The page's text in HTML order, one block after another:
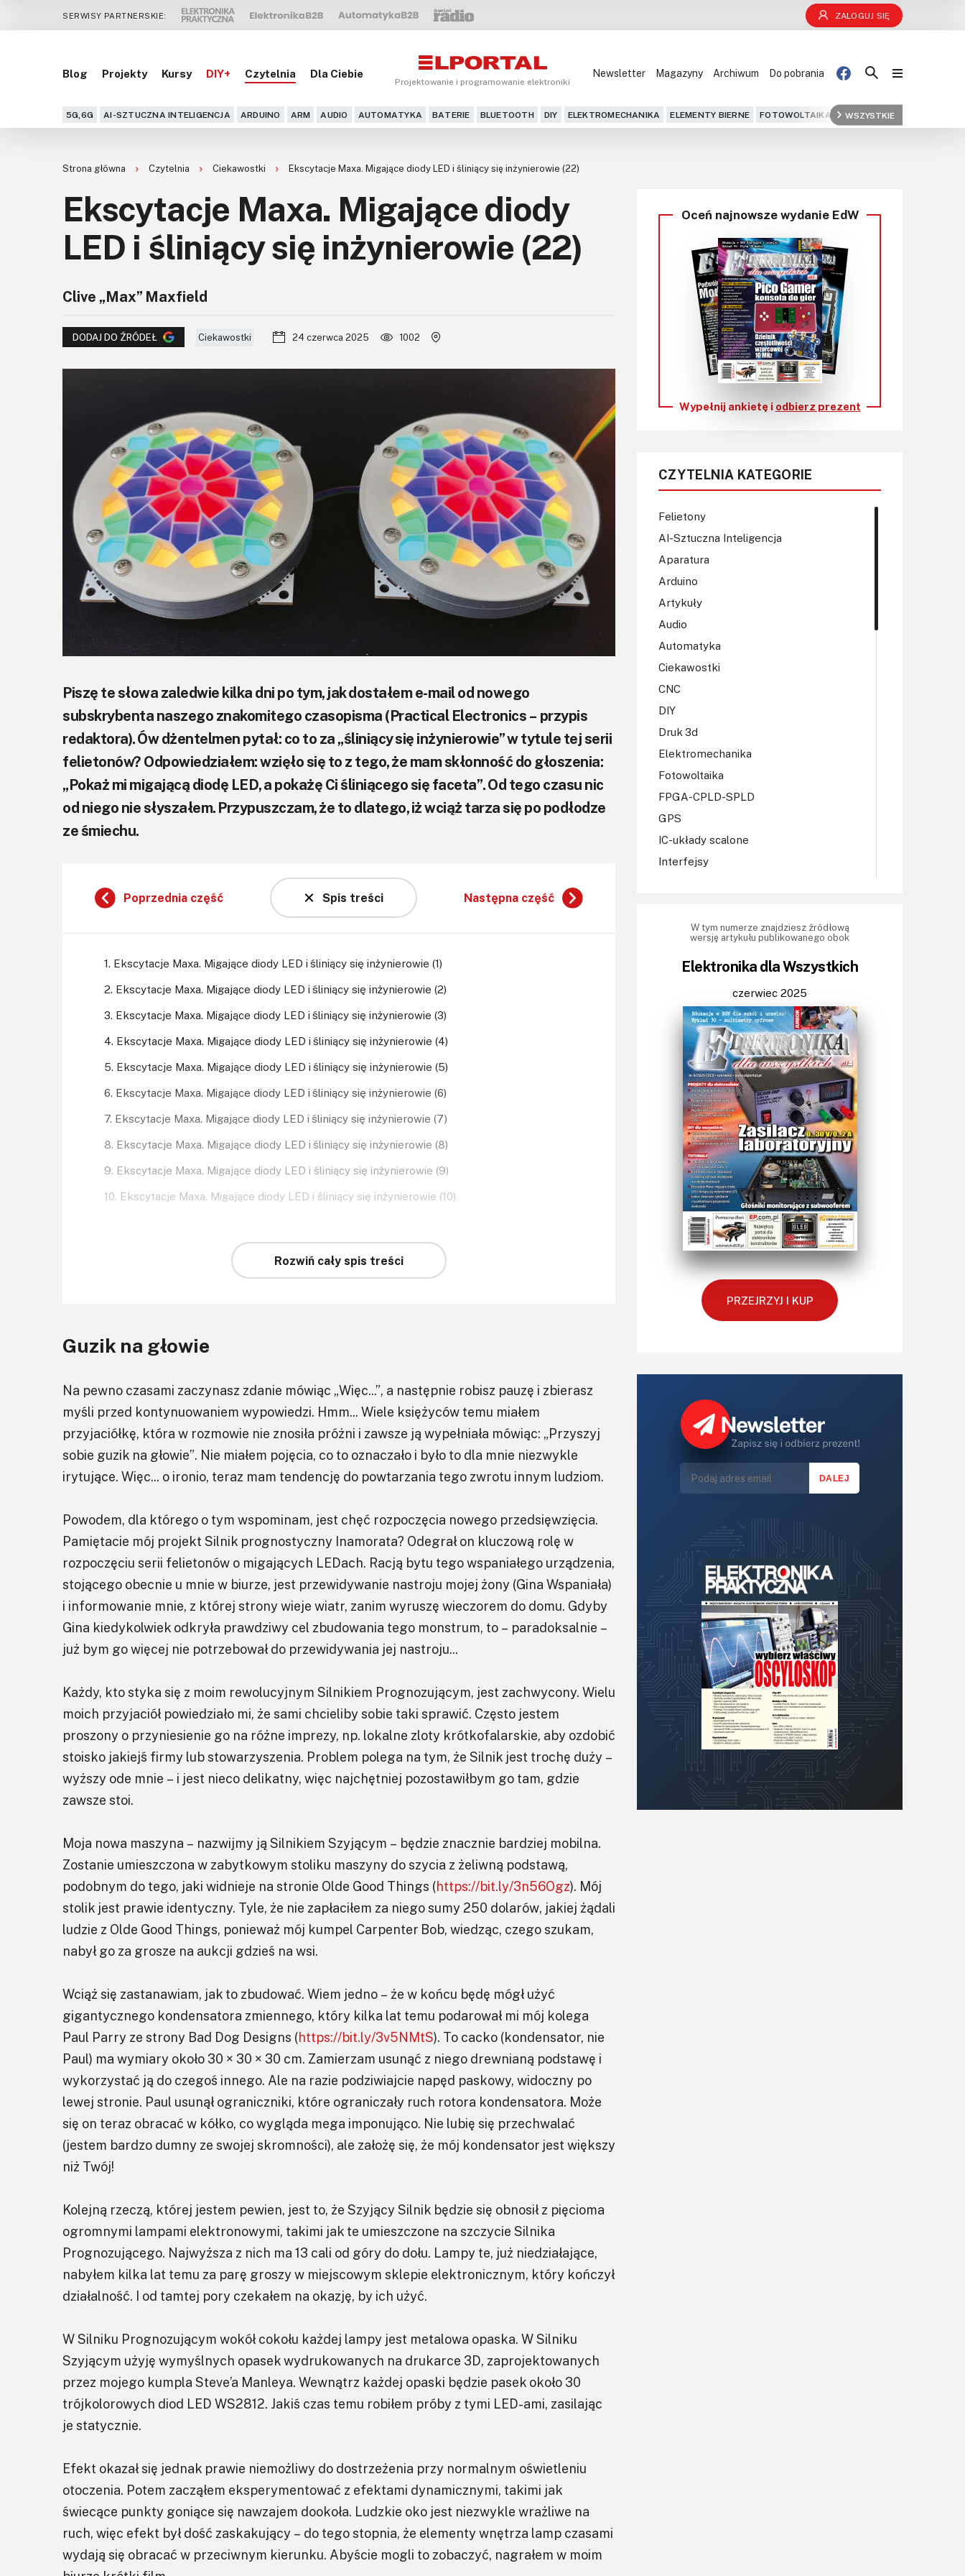
SERWISY PARTNERSKIE: ZALOGUJ SIĘ
Blog Projekty Kursy DIY+ Czytelnia Dla Ciebie
Projektowanie i programowanie elektroniki
Newsletter Magazyny Archiwum Do pobrania
5G,6G AI-SZTUCZNA INTELIGENCJA ARDUINO ARM AUDIO AUTOMATYKA BATERIE BLUETOOTH DIY ELEKTROMECHANIKA ELEMENTY BIERNE FOTOWOLTAIKA FPGA GPS
WSZYSTKIE
Blog
DIY+
Czytelnia
Dla Ciebie
KITy AVT
Kontakt
Do pobrania
Strona główna Czytelnia Ciekawostki Ekscytacje Maxa. Migające diody LED i śliniący się inżynierowie (22)
Ekscytacje Maxa. Migające diody
LED i śliniący się inżynierowie (22)
Clive „Max” Maxfield
DODAJ DO ŹRÓDEŁ Ciekawostki 24 czerwca 2025 1002
Piszę te słowa zaledwie kilka dni po tym, jak dostałem e-mail od nowego
subskrybenta naszego znakomitego czasopisma (Practical Electronics – przypis
redaktora). Ów dżentelmen pytał: co to za „śliniący się inżynierowie” w tytule tej serii
felietonów? Odpowiedziałem: wzięło się to z tego, że mam skłonność do głoszenia:
„Pokaż mi migającą diodę LED, a pokażę Ci śliniącego się faceta”. Od tego czasu nic
od niego nie słyszałem. Przypuszczam, że to dlatego, iż wciąż tarza się po podłodze
ze śmiechu.
Poprzednia część Spis treści Następna część
1. Ekscytacje Maxa. Migające diody LED i śliniący się inżynierowie (1)
2. Ekscytacje Maxa. Migające diody LED i śliniący się inżynierowie (2)
3. Ekscytacje Maxa. Migające diody LED i śliniący się inżynierowie (3)
4. Ekscytacje Maxa. Migające diody LED i śliniący się inżynierowie (4)
5. Ekscytacje Maxa. Migające diody LED i śliniący się inżynierowie (5)
6. Ekscytacje Maxa. Migające diody LED i śliniący się inżynierowie (6)
7. Ekscytacje Maxa. Migające diody LED i śliniący się inżynierowie (7)
8. Ekscytacje Maxa. Migające diody LED i śliniący się inżynierowie (8)
9. Ekscytacje Maxa. Migające diody LED i śliniący się inżynierowie (9)
10. Ekscytacje Maxa. Migające diody LED i śliniący się inżynierowie (10)
Rozwiń cały spis treści
Guzik na głowie
Na pewno czasami zaczynasz zdanie mówiąc „Więc...”, a następnie robisz pauzę i zbierasz
myśli przed kontynuowaniem wypowiedzi. Hmm... Wiele księżyców temu miałem
przyjaciółkę, która w rozmowie nie znosiła próżni i zawsze ją wypełniała mówiąc: „Przyszyj
sobie guzik na głowie”. Nie miałem pojęcia, co to oznaczało i było to dla mnie niezwykle
irytujące. Więc... o ironio, teraz mam tendencję do powtarzania tego zwrotu innym ludziom.
Powodem, dla którego o tym wspominam, jest chęć rozpoczęcia nowego przedsięwzięcia.
Pamiętacie mój projekt Silnik prognostyczny Inamorata? Odegrał on kluczową rolę w
rozpoczęciu serii felietonów o migających LEDach. Racją bytu tego wspaniałego urządzenia,
stojącego obecnie u mnie w biurze, jest przewidywanie nastroju mojej żony (Gina Wspaniała)
i informowanie mnie, z której strony wieje wiatr, zanim wyruszę wieczorem do domu. Gdyby
Gina kiedykolwiek odkryła prawdziwy cel zbudowania tego monstrum, to – paradoksalnie –
już bym go więcej nie potrzebował do przewidywania jej nastroju...
Każdy, kto styka się z moim rewolucyjnym Silnikiem Prognozującym, jest zachwycony. Wielu
moich przyjaciół powiedziało mi, że sami chcieliby sobie taki sprawić. Często jestem
proszony o przyniesienie go na różne imprezy, np. lokalne zloty krótkofalarskie, aby ozdobić
stoisko jakiejś firmy lub stowarzyszenia. Problem polega na tym, że Silnik jest trochę duży –
wyższy ode mnie – i jest nieco delikatny, więc najchętniej pozostawiłbym go tam, gdzie
zawsze stoi.
Moja nowa maszyna – nazwijmy ją Silnikiem Szyjącym – będzie znacznie bardziej mobilna.
Zostanie umieszczona w zabytkowym stoliku maszyny do szycia z żeliwną podstawą,
podobnym do tego, jaki widnieje na stronie Olde Good Things (https://bit.ly/3n56Ogz). Mój
stolik jest prawie identyczny. Tyle, że nie zapłaciłem za niego sumy 250 dolarów, jakiej żądali
ludzie z Olde Good Things, ponieważ mój kumpel Carpenter Bob, wiedząc, czego szukam,
nabył go za grosze na aukcji gdzieś na wsi.
Wciąż się zastanawiam, jak to zbudować. Wiem jedno – że w końcu będę mógł użyć
gigantycznego kondensatora zmiennego, który kilka lat temu podarował mi mój kolega
Paul Parry ze strony Bad Dog Designs (https://bit.ly/3v5NMtS). To cacko (kondensator, nie
Paul) ma wymiary około 30 × 30 × 30 cm. Zamierzam usunąć z niego drewnianą podstawę i
wykorzystać ją do czegoś innego. Ale na razie podziwiajcie napęd paskowy, widoczny po
lewej stronie. Paul usunął ograniczniki, które ograniczały ruch rotora kondensatora. Może
się on teraz obracać w kółko, co wygląda mega imponująco. Nie lubię się przechwalać
(jestem bardzo dumny ze swojej skromności), ale założę się, że mój kondensator jest większy
niż Twój!
Kolejną rzeczą, której jestem pewien, jest to, że Szyjący Silnik będzie się obnosił z pięcioma
ogromnymi lampami elektronowymi, takimi jak te umieszczone na szczycie Silnika
Prognozującego. Najwyższa z nich ma 13 cali od góry do dołu. Lampy te, już niedziałające,
nabyłem kilka lat temu za parę groszy w miejscowym sklepie elektronicznym, który kończył
działalność. I od tamtej pory czekałem na okazję, by ich użyć.
W Silniku Prognozującym wokół cokołu każdej lampy jest metalowa opaska. W Silniku
Szyjącym użyję wymyślnych opasek wydrukowanych na drukarce 3D, zaprojektowanych
przez mojego kumpla Steve’a Manleya. Wewnątrz każdej opaski będzie pasek około 30
trójkolorowych diod LED WS2812. Jakiś czas temu robiłem próby z tymi LED-ami, zasilając
je statycznie.
Efekt okazał się jednak prawie niemożliwy do dostrzeżenia przy normalnym oświetleniu
otoczenia. Potem zacząłem eksperymentować z efektami dynamicznymi, takimi jak
świecące punkty goniące się nawzajem dookoła. Ludzkie oko jest niezwykle wrażliwe na
ruch, więc efekt był dość zaskakujący – do tego stopnia, że elementy wnętrza lamp czasami
wydają się obracać w przeciwnym kierunku. Abyście mogli to zobaczyć, nagrałem w moim
Oceń najnowsze wydanie EdW
Wypełnij ankietę i odbierz prezent
CZYTELNIA KATEGORIE
Felietony
AI-Sztuczna Inteligencja
Aparatura
Arduino
Artykuły
Audio
Automatyka
Ciekawostki
CNC
DIY
Druk 3d
Elektromechanika
Fotowoltaika
FPGA-CPLD-SPLD
GPS
IC-układy scalone
Interfejsy
Książki
LED/LCD/OLED
Mikrokontrolery (MCV,μC)
Moduły
Narzędzia
Optoelektronika
PCB/Montaż
Podstawy elektroniki
Podzespoły bierne
Półprzewodniki
Pomiary i testy
Porady
Projektowanie
Raspberry Pi
Komunikacja, RF
Silniki i serwo
Software
Sterowanie
Transformatory
Tranzystory
Felietony
W tym numerze znajdziesz źródłową
wersję artykułu publikowanego obok
Elektronika dla Wszystkich
czerwiec 2025
PRZEJRZYJ I KUP